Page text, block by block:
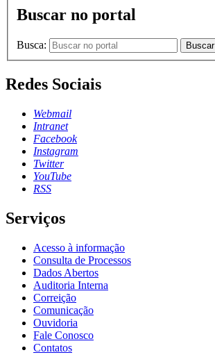
Buscar no portal
Busca: Buscar
Redes Sociais
Webmail
Intranet
Facebook
Instagram
Twitter
YouTube
RSS
Serviços
Acesso à informação
Consulta de Processos
Dados Abertos
Auditoria Interna
Correição
Comunicação
Ouvidoria
Fale Conosco
Contatos